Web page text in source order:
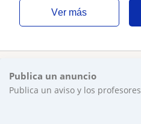
ver más
Publica un anuncio
Publica un aviso y los